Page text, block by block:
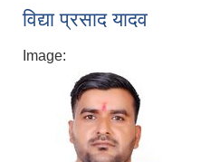
विद्या प्रसाद यादव
Image: